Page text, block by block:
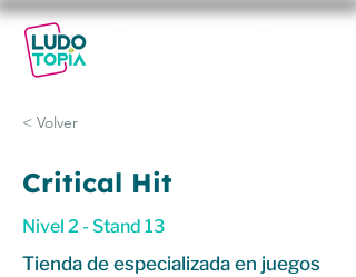
< Volver
Critical Hit
Nivel 2 - Stand 13
Tienda de especializada en juegos